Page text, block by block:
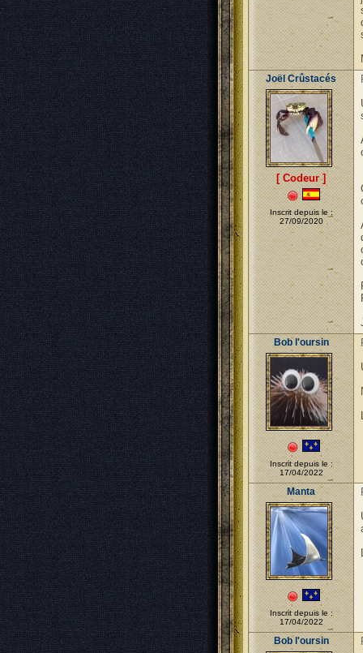
Joël Crûstacés
[ Codeur ]
Inscrit depuis le :
27/09/2020
Bob l'oursin
Inscrit depuis le :
17/04/2022
Manta
Inscrit depuis le :
17/04/2022
Bob l'oursin